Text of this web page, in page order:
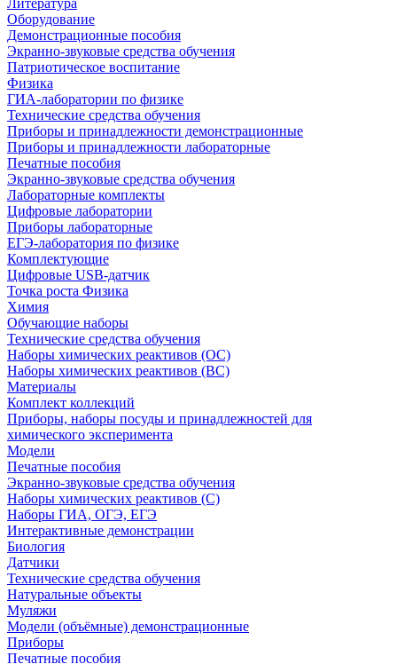
Литература
Оборудование
Демонстрационные пособия
Экранно-звуковые средства обучения
Патриотическое воспитание
Физика
ГИА-лаборатории по физике
Технические средства обучения
Приборы и принадлежности демонстрационные
Приборы и принадлежности лабораторные
Печатные пособия
Экранно-звуковые средства обучения
Лабораторные комплекты
Цифровые лаборатории
Приборы лабораторные
ЕГЭ-лаборатория по физике
Комплектующие
Цифровые USB-датчик
Точка роста Физика
Химия
Обучающие наборы
Технические средства обучения
Наборы химических реактивов (ОС)
Наборы химических реактивов (ВС)
Материалы
Комплект коллекций
Приборы, наборы посуды и принадлежностей для
химического эксперимента
Модели
Печатные пособия
Экранно-звуковые средства обучения
Наборы химических реактивов (С)
Наборы ГИА, ОГЭ, ЕГЭ
Интерактивные демонстрации
Биология
Датчики
Технические средства обучения
Натуральные объекты
Муляжи
Модели (объёмные) демонстрационные
Приборы
Печатные пособия